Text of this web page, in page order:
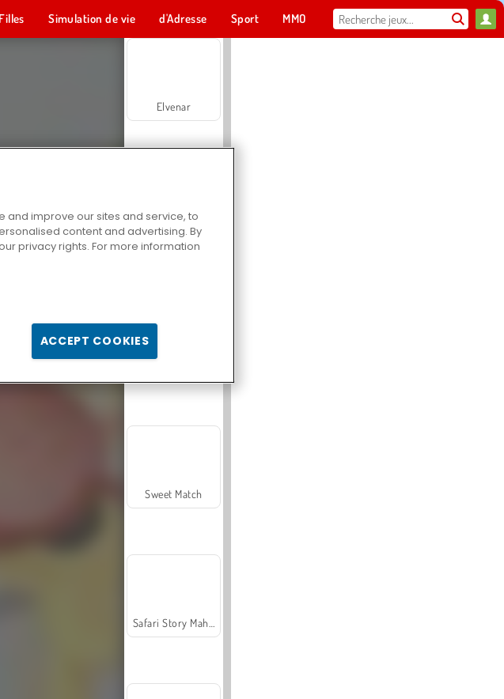
Filles Simulation de vie d'Adresse Sport MMO
Elvenar
Sweet Match
improve our sites and service, to
content and advertising. By
privacy rights. For more information
ACCEPT COOKIES